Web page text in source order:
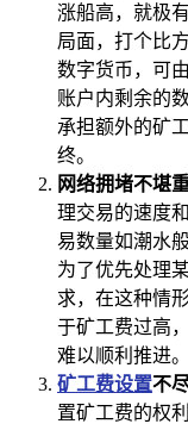
涨船高，就极
局面，打个比
数字货币，可
账户内剩余的
承担额外的矿
终。
网络拥堵不堪
理交易的速度
易数量如潮水
为了优先处理
求，在这种情
于矿工费过高
难以顺利推进。
矿工费设置不
置矿工费的权